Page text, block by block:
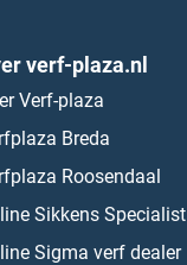
verf-plaza.nl
Verf-plaza
Breda
Roosendaal
Sikkens Specialist
Sigma verf dealer